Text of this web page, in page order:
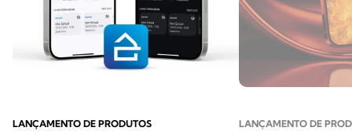
LANÇAMENTO DE PRODUTOS LANÇAMENTO DE